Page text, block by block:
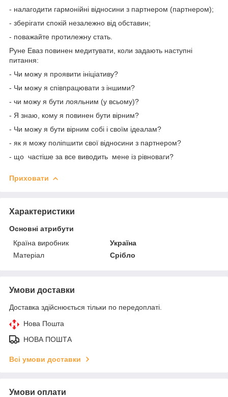
- налагодити гармонійні відносини з партнером (партнером);
- зберігати спокій незалежно від обставин;
- поважайте протилежну стать.
Руне Еваз повинен медитувати, коли задають наступні
питання:
- Чи можу я проявити ініціативу?
- Чи можу я співпрацювати з іншими?
- чи можу я бути лояльним (у всьому)?
- Я знаю, кому я повинен бути вірним?
- Чи можу я бути вірним собі і своїм ідеалам?
- як я можу поліпшити свої відносини з партнером?
- що частіше за все виводить мене із рівноваги?
Приховати
Характеристики
Основні атрибути
Країна виробник
Україна
Матеріал
Срібло
Умови доставки
Доставка здійснюється тільки по передоплаті.
Нова Пошта
НОВА ПОШТА
Всі умови доставки
Умови оплати